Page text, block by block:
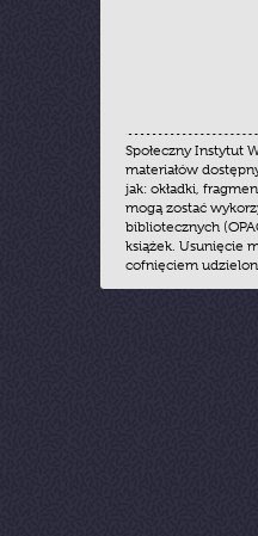
Społeczny Instytut
materiałów
jak: okładki,
mogą zostać
bibliotecznych
książek. Usunięcie
cofnięciem